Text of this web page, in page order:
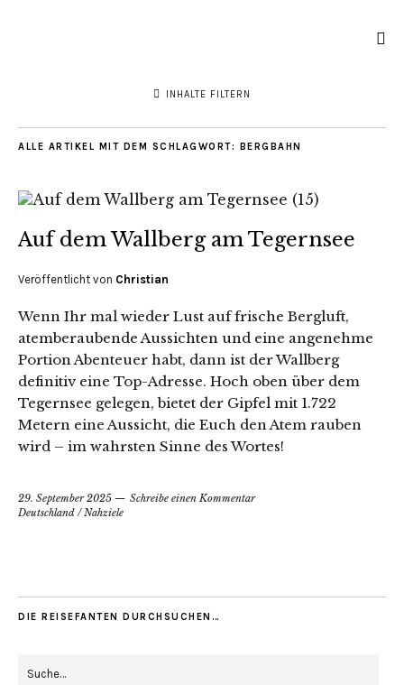
INHALTE FILTERN
ALLE ARTIKEL MIT DEM SCHLAGWORT: BERGBAHN
Auf dem Wallberg am Tegernsee
Veröffentlicht von Christian
Wenn Ihr mal wieder Lust auf frische Bergluft,
atemberaubende Aussichten und eine angenehme
Portion Abenteuer habt, dann ist der Wallberg
definitiv eine Top-Adresse. Hoch oben über dem
Tegernsee gelegen, bietet der Gipfel mit 1.722
Metern eine Aussicht, die Euch den Atem rauben
wird – im wahrsten Sinne des Wortes!
29. September 2025
Schreibe einen Kommentar
Deutschland /Nahziele
DIE REISEFANTEN DURCHSUCHEN…